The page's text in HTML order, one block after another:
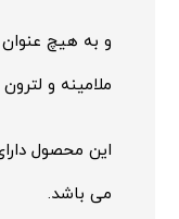
و به هیچ
ملامینه و
این محصول
می باشد.